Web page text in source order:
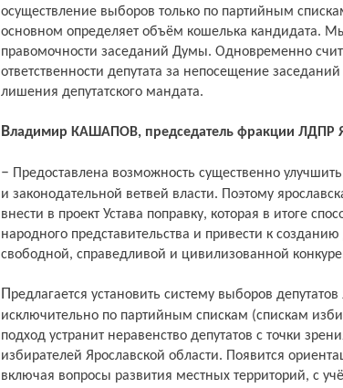
осуществление выборов только по партийным
основном определяет объём кошелька кандидата.
правомочности заседаний Думы. Одновременно
ответственности депутата за непосещение
лишения депутатского мандата.
Владимир КАШАПОВ, председатель фракции ЛДПР
– Предоставлена возможность существенно улучшить работу как исполнительной, так
и законодательной ветвей власти. Поэтому
внести в проект Устава поправку, которая в итоге
народного представительства и привести к
свободной, справедливой и цивилизованной
Предлагается установить систему выборов депутатов Ярославской областной Думы
исключительно по партийным спискам (спискам
подход устранит неравенство депутатов с точки
избирателей Ярославской области. Появится
включая вопросы развития местных территорий, с